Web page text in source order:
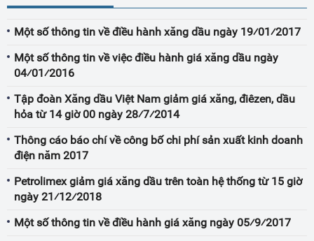
Một số thông tin về điều hành xăng dầu ngày 19⁄01⁄2017
Một số thông tin về việc điều hành giá xăng dầu ngày
04⁄01⁄2016
Tập đoàn Xăng dầu Việt Nam giảm giá xăng, điêzen, dầu
hỏa từ 14 giờ 00 ngày 28⁄7⁄2014
Thông cáo báo chí về công bố chi phí sản xuất kinh doanh
điện năm 2017
Petrolimex giảm giá xăng dầu trên toàn hệ thống từ 15 giờ
ngày 21⁄12⁄2018
Một số thông tin về điều hành giá xăng ngày 05⁄9⁄2017